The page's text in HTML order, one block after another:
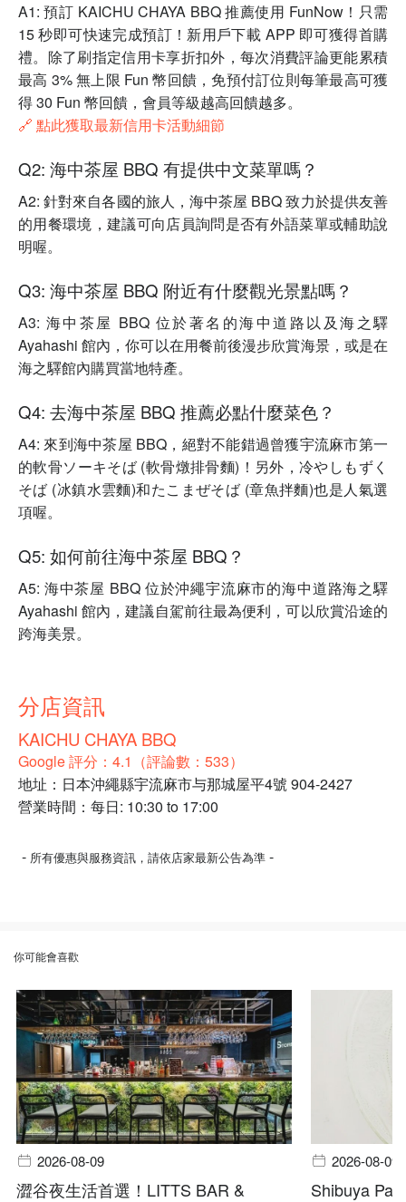
A1: 預訂 KAICHU CHAYA BBQ 推薦使用 FunNow！只需
15 秒即可快速完成預訂！新用戶下載 APP 即可獲得首購
禮。除了刷指定信用卡享折扣外，每次消費評論更能累積
最高 3% 無上限 Fun 幣回饋，免預付訂位則每筆最高可獲
得 30 Fun 幣回饋，會員等級越高回饋越多。
🔗 點此獲取最新信用卡活動細節
Q2: 海中茶屋 BBQ 有提供中文菜單嗎？
A2: 針對來自各國的旅人，海中茶屋 BBQ 致力於提供友善
的用餐環境，建議可向店員詢問是否有外語菜單或輔助說
明喔。
Q3: 海中茶屋 BBQ 附近有什麼觀光景點嗎？
A3: 海中茶屋 BBQ 位於著名的海中道路以及海之驛
Ayahashi 館內，你可以在用餐前後漫步欣賞海景，或是在
海之驛館內購買當地特產。
Q4: 去海中茶屋 BBQ 推薦必點什麼菜色？
A4: 來到海中茶屋 BBQ，絕對不能錯過曾獲宇流麻市第一
的軟骨ソーキそば (軟骨燉排骨麵)！另外，冷やしもずく
そば (冰鎮水雲麵)和たこまぜそば (章魚拌麵)也是人氣選
項喔。
Q5: 如何前往海中茶屋 BBQ？
A5: 海中茶屋 BBQ 位於沖繩宇流麻市的海中道路海之驛
Ayahashi 館內，建議自駕前往最為便利，可以欣賞沿途的
跨海美景。
分店資訊
KAICHU CHAYA BBQ
Google 評分：4.1（評論數：533）
地址：日本沖繩縣宇流麻市与那城屋平4號 904-2427
營業時間：每日: 10:30 to 17:00
- 所有優惠與服務資訊，請依店家最新公告為準 -
你可能會喜歡
2026-08-09
澀谷夜生活首選！LITTS BAR &
2026-08-09
Shibuya